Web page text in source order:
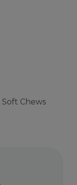
Soft Chews